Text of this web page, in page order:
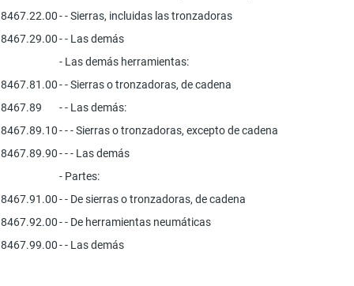
8467.22.00- - Sierras, incluidas las tronzadoras
8467.29.00- - Las demás
- Las demás herramientas:
8467.81.00- - Sierras o tronzadoras, de cadena
8467.89
- - Las demás:
8467.89.10- - - Sierras o tronzadoras, excepto de cadena
8467.89.90- - - Las demás
- Partes:
8467.91.00- - De sierras o tronzadoras, de cadena
8467.92.00- - De herramientas neumáticas
8467.99.00- - Las demás